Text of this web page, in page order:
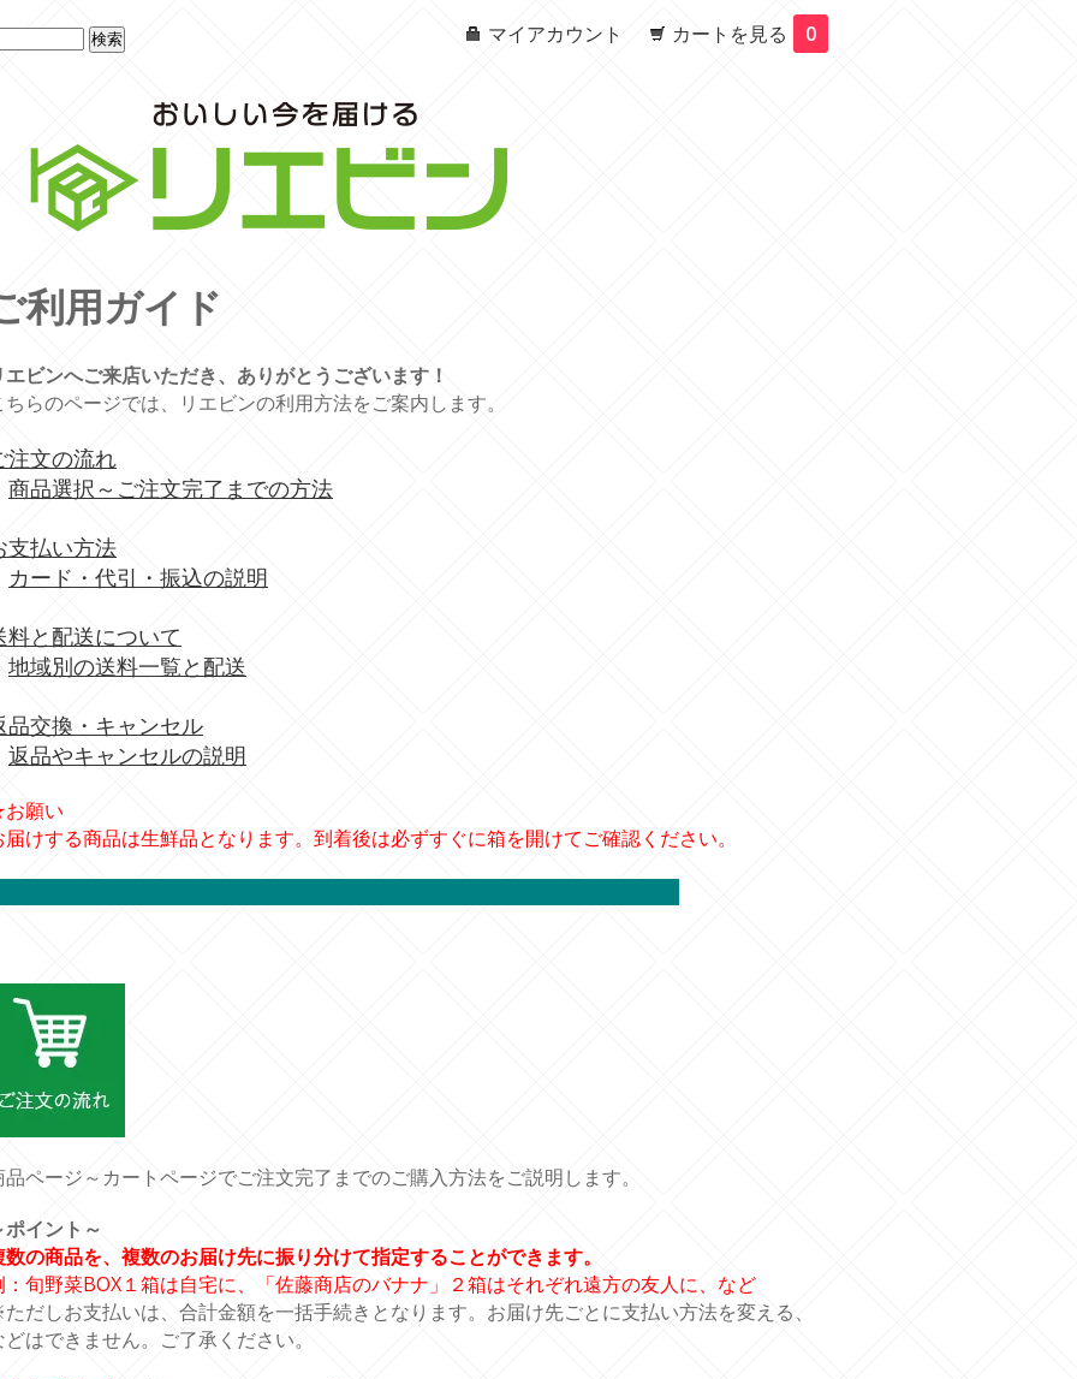
マイアカウント カートを見る 0
利用ガイド
エビンへご来店いただき、ありがとうございます！
ちらのページでは、リエビンの利用方法をご案内します。
注文の流れ
商品選択～ご注文完了までの方法
支払い方法
カード・代引・振込の説明
料と配送について
地域別の送料一覧と配送
品交換・キャンセル
返品やキャンセルの説明
願い
届けする商品は生鮮品となります。到着後は必ずすぐに箱を開けてご確認ください。
品ページ～カートページでご注文完了までのご購入方法をご説明します。
ポイント～
数の商品を、複数のお届け先に振り分けて指定することができます。
：旬野菜BOX１箱は自宅に、「佐藤商店のバナナ」２箱はそれぞれ遠方の友人に、など
だしお支払いは、合計金額を一括手続きとなります。お届け先ごとに支払い方法を変える、
どはできません。ご了承ください。